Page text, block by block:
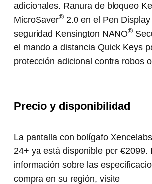
adicionales. Ranura de bloqueo
MicroSaver® 2.0 en el Pen
seguridad Kensington NANO®
el mando a distancia Quick Keys
protección adicional contra robos
Precio y disponibilidad
La pantalla con bolígafo
24+ ya está disponible por €2099.
información sobre las
compra en su región, visite